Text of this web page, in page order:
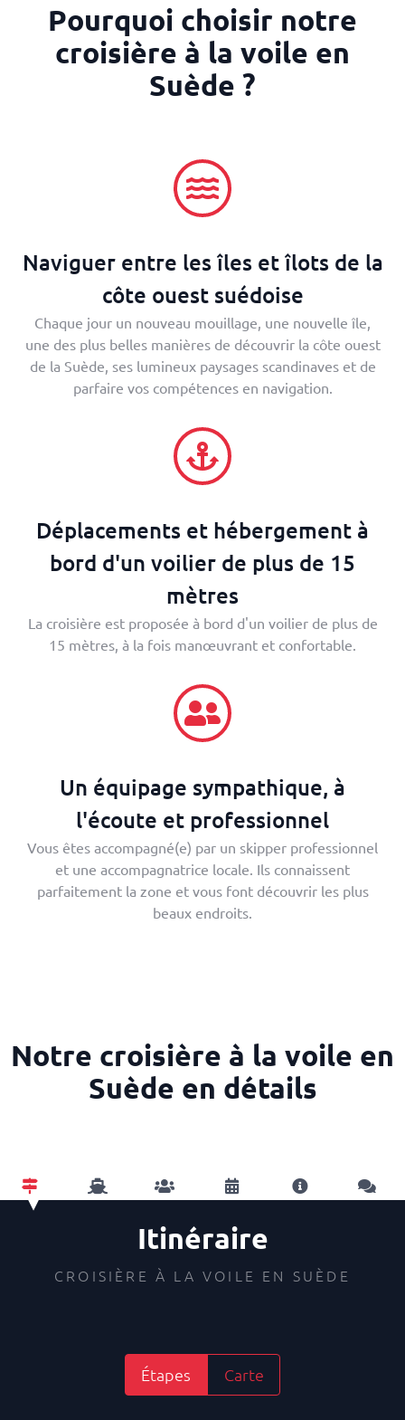
Pourquoi choisir notre
croisière à la voile en
Suède ?
Naviguer entre les îles et îlots de la
côte ouest suédoise
Chaque jour un nouveau mouillage, une nouvelle île,
une des plus belles manières de découvrir la côte ouest
de la Suède, ses lumineux paysages scandinaves et de
parfaire vos compétences en navigation.
Déplacements et hébergement à
bord d'un voilier de plus de 15
mètres
La croisière est proposée à bord d'un voilier de plus de
15 mètres, à la fois manœuvrant et confortable.
Un équipage sympathique, à
l'écoute et professionnel
Vous êtes accompagné(e) par un skipper professionnel
et une accompagnatrice locale. Ils connaissent
parfaitement la zone et vous font découvrir les plus
beaux endroits.
Notre croisière à la voile en
Suède en détails
Itinéraire
CROISIÈRE À LA VOILE EN SUÈDE
Étapes Carte